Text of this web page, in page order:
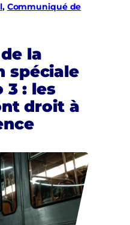
, Communiqué de
la
spéciale
3 : les
droit à